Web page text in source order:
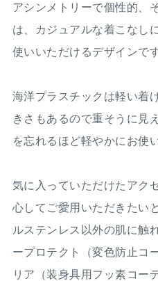
アシンメトリーで個性的、
は、カジュアルな着こなし
使いいただけるデザインです
海洋プラスチックは軽い着
きさもあるので重そうに見
を忘れるほど軽やかにお使
気に入っていただけたアク
心してご愛用いただきたい
ルステンレス以外の肌に触
ープロテクト（変色防止コ
リア（装身具用フッ素コー